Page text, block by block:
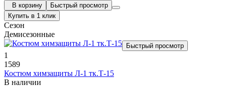
В корзину
Быстрый просмотр
Купить в 1 клик
Сезон
Демисезонные
Быстрый просмотр
1
1589
Костюм химзащиты Л-1 тк.Т-15
В наличии